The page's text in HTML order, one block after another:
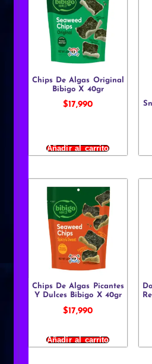
Chips De Algas Original
Bibigo X 40gr
$17,990
Añadir al carrito
Chips De Algas Picantes
Y Dulces Bibigo X 40gr
$17,990
Añadir al carrito